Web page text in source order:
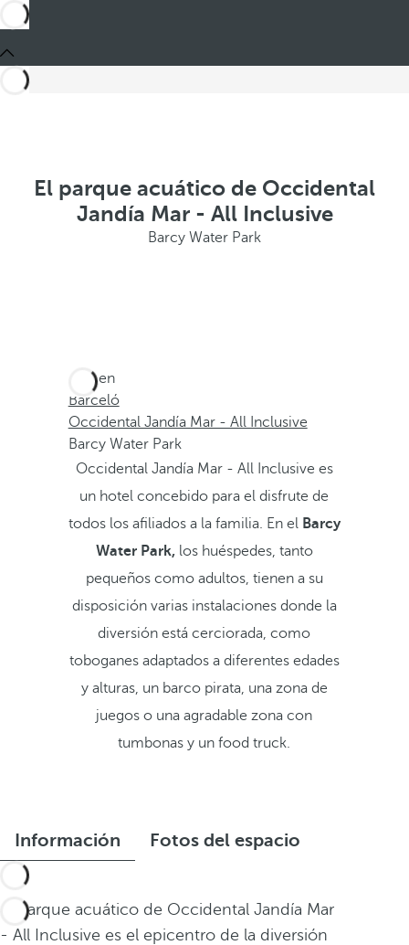
El parque acuático de Occidental
Jandía Mar - All Inclusive
Barcy Water Park
Está en
Barceló
Occidental Jandía Mar - All Inclusive
Barcy Water Park
Occidental Jandía Mar - All Inclusive es
un hotel concebido para el disfrute de
todos los afiliados a la familia. En el Barcy
Water Park,los huéspedes, tanto
pequeños como adultos, tienen a su
disposición varias instalaciones donde la
diversión está cerciorada, como
toboganes adaptados a diferentes edades
y alturas, un barco pirata, una zona de
juegos o una agradable zona con
tumbonas y un food truck.
Información Fotos del espacio
El parque acuático de Occidental Jandía Mar
- All Inclusive es el epicentro de la diversión